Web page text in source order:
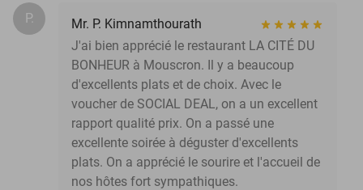
P.
Mr. P. Kimnamthourath
J'ai bien apprécié le restaurant LA CITÉ DU
BONHEUR à Mouscron. Il y a beaucoup
d'excellents plats et de choix. Avec le
voucher de SOCIAL DEAL, on a un excellent
rapport qualité prix. On a passé une
excellente soirée à déguster d'excellents
plats. On a apprécié le sourire et l'accueil de
nos hôtes fort sympathiques.